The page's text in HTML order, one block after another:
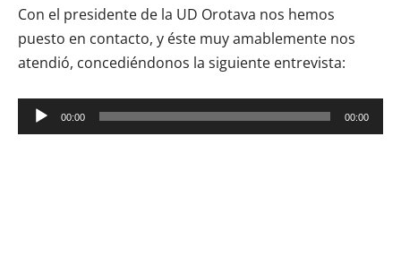
Con el presidente de la UD Orotava nos hemos
puesto en contacto, y éste muy amablemente nos
atendió, concediéndonos la siguiente entrevista:
Reproductor
de
00:00 00:00